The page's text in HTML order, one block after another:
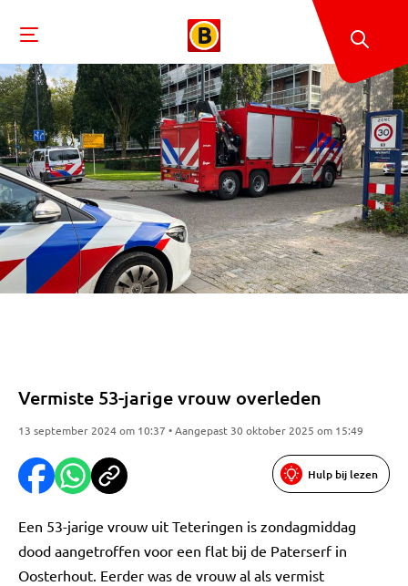
Vermiste 53-jarige vrouw overleden
13 september 2024 om 10:37 • Aangepast 30 oktober 2025 om 15:49
Hulp bij lezen
Een 53-jarige vrouw uit Teteringen is zondagmiddag
dood aangetroffen voor een flat bij de Paterserf in
Oosterhout. Eerder was de vrouw al als vermist